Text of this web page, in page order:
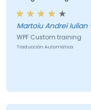
WPF Custom training
Traducción Automática